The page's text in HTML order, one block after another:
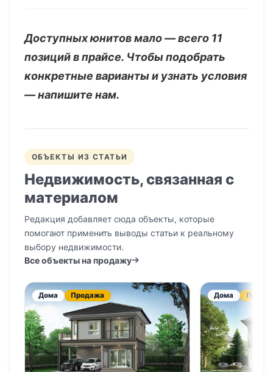
Доступных юнитов мало — всего 11
позиций в прайсе. Чтобы подобрать
конкретные варианты и узнать условия
— напишите нам.
ОБЪЕКТЫ ИЗ СТАТЬИ
Недвижимость, связанная с
материалом
Редакция добавляет сюда объекты, которые
помогают применить выводы статьи к реальному
выбору недвижимости.
Все объекты на продажу
Дома Продажа Дома